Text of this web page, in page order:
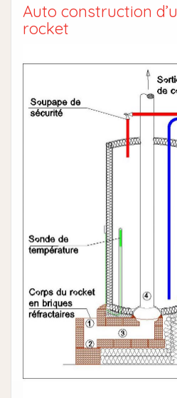
Auto construction
rocket